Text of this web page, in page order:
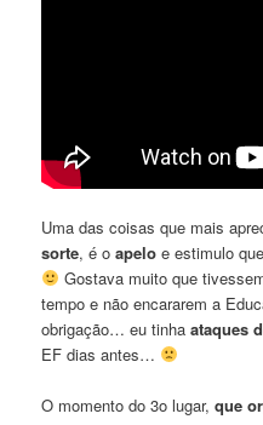
Uma das coisas que mais
sorte, é oapelo e estimulo
Gostava muito que
tempo e não encararem a
obrigação… eu tinhaataques
EF dias antes…
O momento do 3o lugar,que